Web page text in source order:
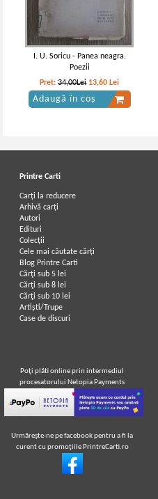
I. U. Soricu - Panea neagra.
Poezii
Pret:34,00Lei 13,60 Lei
Adaugă în coș
Printre Carti
Carți la reducere
Arhivă carți
Autori
Edituri
Colecții
Cele mai căutate cărți
Blog Printre Carti
Cărţi sub 5 lei
Cărţi sub 8 lei
Cărţi sub 10 lei
Artiști/Trupe
Case de discuri
Poţi plăti online prin intermediul
procesatorului Netopia Payments
Urmăreşte-ne pe facebook pentru a fi la
curent cu promoţiile PrintreCarti.ro